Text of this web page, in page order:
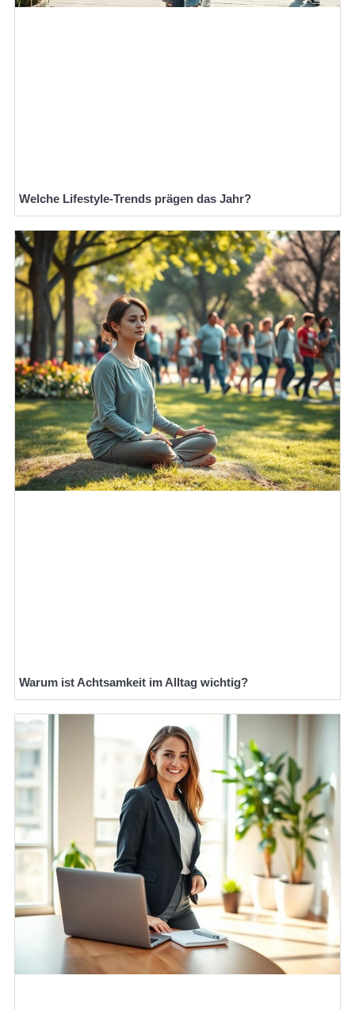
Welche Lifestyle-Trends prägen das Jahr?
Warum ist Achtsamkeit im Alltag wichtig?